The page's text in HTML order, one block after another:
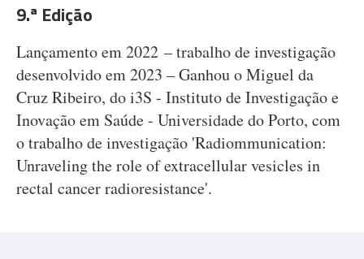
9.ª Edição
Lançamento em 2022 – trabalho de investigação
desenvolvido em 2023 – Ganhou o Miguel da
Cruz Ribeiro, do i3S - Instituto de Investigação e
Inovação em Saúde - Universidade do Porto, com
o trabalho de investigação 'Radiommunication:
Unraveling the role of extracellular vesicles in
rectal cancer radioresistance'.